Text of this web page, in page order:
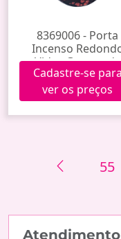
8369006 - Porta
Incenso
Vidro Gnomo da
Prosperidade
Cadastre-se para
ver os preços
55